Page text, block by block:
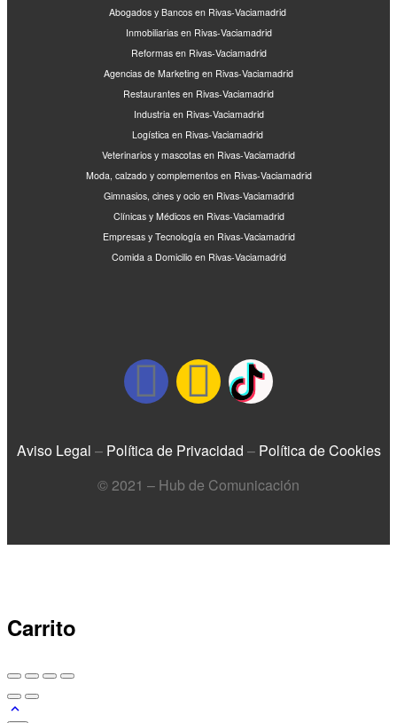
Abogados y Bancos en Rivas-Vaciamadrid
Inmobiliarias en Rivas-Vaciamadrid
Reformas en Rivas-Vaciamadrid
Agencias de Marketing en Rivas-Vaciamadrid
Restaurantes en Rivas-Vaciamadrid
Industria en Rivas-Vaciamadrid
Logística en Rivas-Vaciamadrid
Veterinarios y mascotas en Rivas-Vaciamadrid
Moda, calzado y complementos en Rivas-Vaciamadrid
Gimnasios, cines y ocio en Rivas-Vaciamadrid
Clínicas y Médicos en Rivas-Vaciamadrid
Empresas y Tecnología en Rivas-Vaciamadrid
Comida a Domicilio en Rivas-Vaciamadrid
Aviso Legal – Política de Privacidad – Política de Cookies
© 2021 – Hub de Comunicación
Carrito